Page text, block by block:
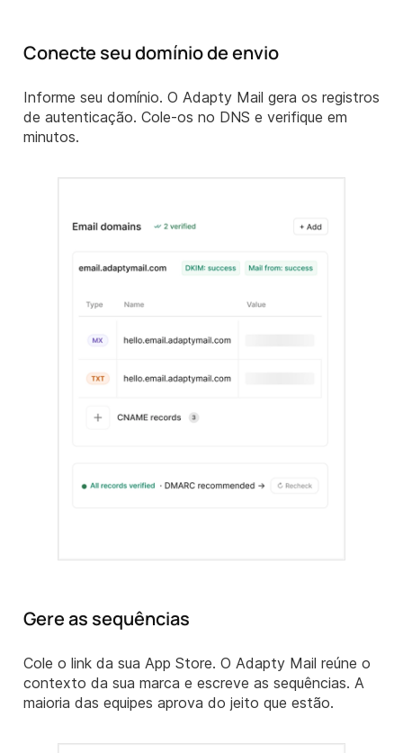
Conecte seu domínio de envio
Informe seu domínio. O Adapty Mail gera os registros
de autenticação. Cole-os no DNS e verifique em
minutos.
Gere as sequências
Cole o link da sua App Store. O Adapty Mail reúne o
contexto da sua marca e escreve as sequências. A
maioria das equipes aprova do jeito que estão.